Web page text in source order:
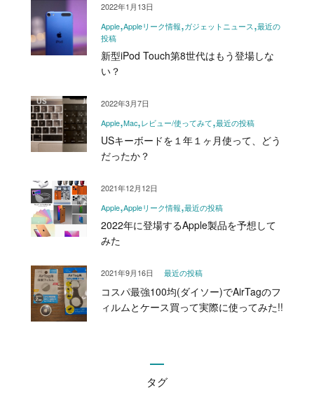
Apple Appleリーク情報 ガジェットニュース 最近の
投稿
新型iPod Touch第8世代はもう登場しな
い？
2022年1月13日
Apple Mac レビュー/使ってみて 最近の投稿
USキーボードを１年１ヶ月使って、どう
だったか？
2022年3月7日
Apple Appleリーク情報 最近の投稿
2022年に登場するApple製品を予想して
みた
2021年12月12日
最近の投稿
コスパ最強100均(ダイソー)でAirTagのフ
ィルムとケース買って実際に使ってみた!!
2021年9月16日
タグ